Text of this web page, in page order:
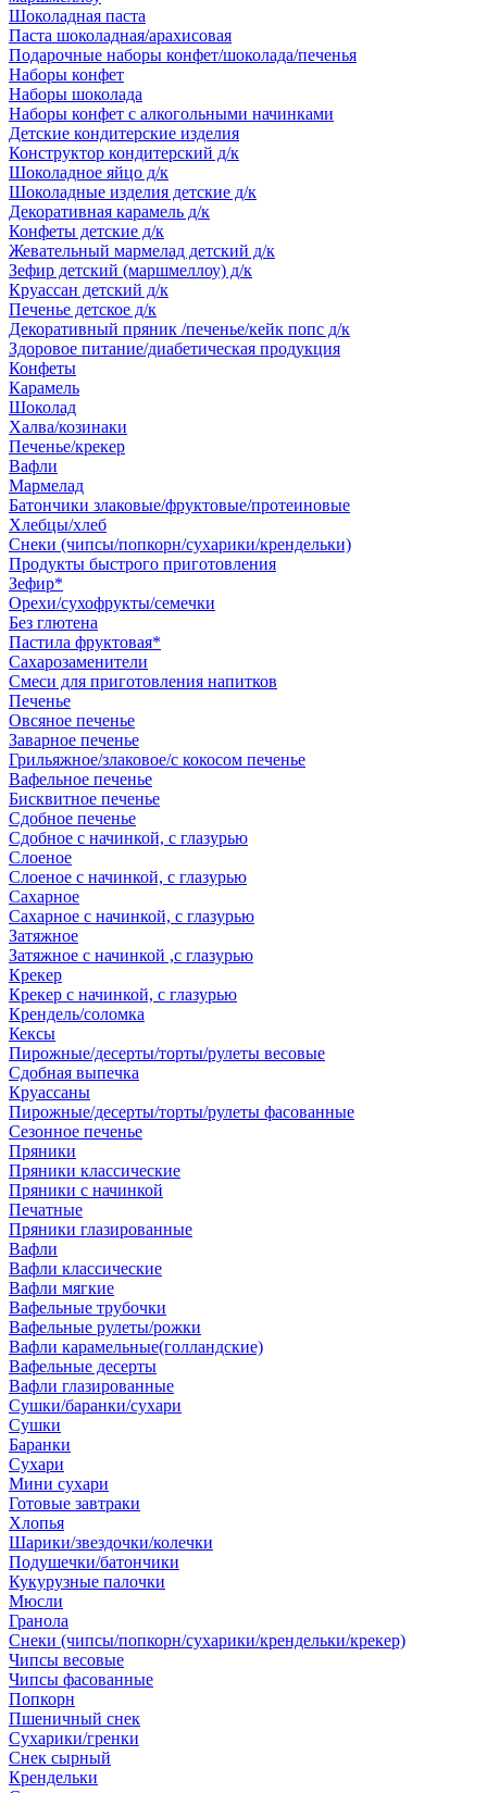
Шоколадная паста
Паста шоколадная/арахисовая
Подарочные наборы конфет/шоколада/печенья
Наборы конфет
Наборы шоколада
Наборы конфет с алкогольными начинками
Детские кондитерские изделия
Конструктор кондитерский д/к
Шоколадное яйцо д/к
Шоколадные изделия детские д/к
Декоративная карамель д/к
Конфеты детские д/к
Жевательный мармелад детский д/к
Зефир детский (маршмеллоу) д/к
Круассан детский д/к
Печенье детское д/к
Декоративный пряник /печенье/кейк попс д/к
Здоровое питание/диабетическая продукция
Конфеты
Карамель
Шоколад
Халва/козинаки
Печенье/крекер
Вафли
Мармелад
Батончики злаковые/фруктовые/протеиновые
Хлебцы/хлеб
Снеки (чипсы/попкорн/сухарики/крендельки)
Продукты быстрого приготовления
Зефир*
Орехи/сухофрукты/семечки
Без глютена
Пастила фруктовая*
Сахарозаменители
Смеси для приготовления напитков
Печенье
Овсяное печенье
Заварное печенье
Грильяжное/злаковое/с кокосом печенье
Вафельное печенье
Бисквитное печенье
Сдобное печенье
Сдобное с начинкой, с глазурью
Слоеное
Слоеное с начинкой, с глазурью
Сахарное
Сахарное с начинкой, с глазурью
Затяжное
Затяжное с начинкой ,с глазурью
Крекер
Крекер с начинкой, с глазурью
Крендель/соломка
Кексы
Пирожные/десерты/торты/рулеты весовые
Сдобная выпечка
Круассаны
Пирожные/десерты/торты/рулеты фасованные
Сезонное печенье
Пряники
Пряники классические
Пряники с начинкой
Печатные
Пряники глазированные
Вафли
Вафли классические
Вафли мягкие
Вафельные трубочки
Вафельные рулеты/рожки
Вафли карамельные(голландские)
Вафельные десерты
Вафли глазированные
Сушки/баранки/сухари
Сушки
Баранки
Сухари
Мини сухари
Готовые завтраки
Хлопья
Шарики/звездочки/колечки
Подушечки/батончики
Кукурузные палочки
Мюсли
Гранола
Снеки (чипсы/попкорн/сухарики/крендельки/крекер)
Чипсы весовые
Чипсы фасованные
Попкорн
Пшеничный снек
Сухарики/гренки
Снек сырный
Крендельки